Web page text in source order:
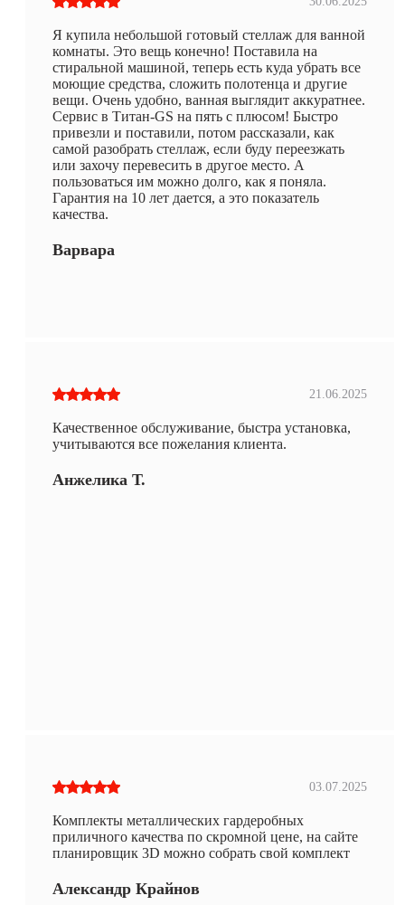
Я купила небольшой готовый стеллаж для ванной
комнаты. Это вещь конечно! Поставила на
стиральной машиной, теперь есть куда убрать все
моющие средства, сложить полотенца и другие
вещи. Очень удобно, ванная выглядит аккуратнее.
Сервис в Титан-GS на пять с плюсом! Быстро
привезли и поставили, потом рассказали, как
самой разобрать стеллаж, если буду переезжать
или захочу перевесить в другое место. А
пользоваться им можно долго, как я поняла.
Гарантия на 10 лет дается, а это показатель
качества.
Варвара
21.06.2025
Качественное обслуживание, быстра установка,
учитываются все пожелания клиента.
Анжелика Т.
03.07.2025
Комплекты металлических гардеробных
приличного качества по скромной цене, на сайте
планировщик 3D можно собрать свой комплект
Александр Крайнов